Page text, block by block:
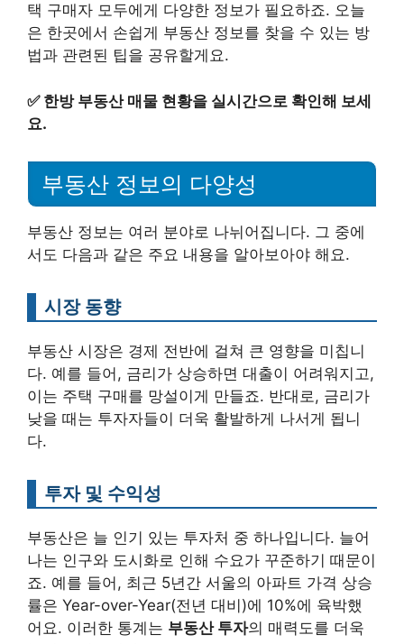
택 구매자 모두에게 다양한 정보가 필요하죠. 오늘
은 한곳에서 손쉽게 부동산 정보를 찾을 수 있는 방
법과 관련된 팁을 공유할게요.
✅ 한방 부동산 매물 현황을 실시간으로 확인해 보세
요.
부동산 정보의 다양성
부동산 정보는 여러 분야로 나뉘어집니다. 그 중에
서도 다음과 같은 주요 내용을 알아보아야 해요.
시장 동향
부동산 시장은 경제 전반에 걸쳐 큰 영향을 미칩니
다. 예를 들어, 금리가 상승하면 대출이 어려워지고,
이는 주택 구매를 망설이게 만들죠. 반대로, 금리가
낮을 때는 투자자들이 더욱 활발하게 나서게 됩니
다.
투자 및 수익성
부동산은 늘 인기 있는 투자처 중 하나입니다. 늘어
나는 인구와 도시화로 인해 수요가 꾸준하기 때문이
죠. 예를 들어, 최근 5년간 서울의 아파트 가격 상승
률은 Year-over-Year(전년 대비)에 10%에 육박했
어요. 이러한 통계는 부동산 투자의 매력도를 더욱